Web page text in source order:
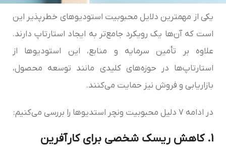
یکی از مهمترین دلایل محبوبیت استودیوهای خطرپذیر این
است که آن‌ها یک رویکرد جامع‌تر به ایجاد استارتاپ دارند.
علاوه بر تأمین سرمایه و منابع، این استودیوها از
استارتاپ‌ها در حوزه‌های کلیدی مانند توسعه محصول،
بازاریابی و فروش نیز حمایت می‌کنند.
در ادامه ۷ دلیل محبوبیت ونچر استدیوها را بررسی می‌کنیم:
1. کاهش ریسک شخصی برای کارآفرین